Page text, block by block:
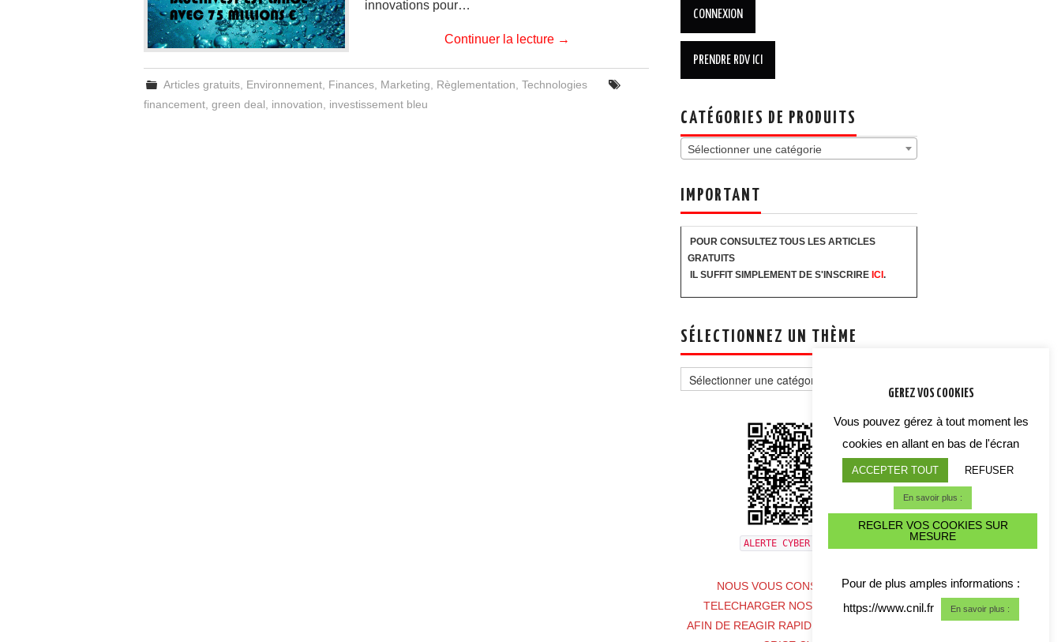
innovations pour…
Continuer la lecture →
Articles gratuits Environnement Finances Marketing Règlementation ,Technologies
financement green deal innovation investissement bleu
CATÉGORIES DE PRODUITS
Sélectionner une catégorie
IMPORTANT
POUR CONSULTEZ TOUS LES ARTICLES
GRATUITS
IL SUFFIT SIMPLEMENT DE S'INSCRIRE ICI .
SÉLECTIONNEZ UN THÈME
un
thème
ALERTE CYBER CRISE
NOUS VOUS CONSEILLONS DE
TELECHARGER NOS COORDONNES
AFIN DE REAGIR RAPIDEMENT EN CAS DE
GEREZ VOS COOKIES
Vous pouvez gérez à tout moment les
cookies en allant en bas de l'écran
ACCEPTER TOUT REFUSER
En savoir plus :
REGLER VOS COOKIES SUR
MESURE
Pour de plus amples informations :
https://www.cnil.fr
En savoir plus :